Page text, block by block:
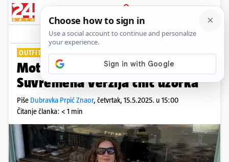
PRIJAVA
Lifestyle Komentari
OUTFIT DANA
Motiv crno-bijelih točkica:
Suvremena verzija chic uzorka
Piše Dubravka Prpić Znaor, četvrtak, 15.5.2025. u 15:00
Čitanje članka: < 1 min